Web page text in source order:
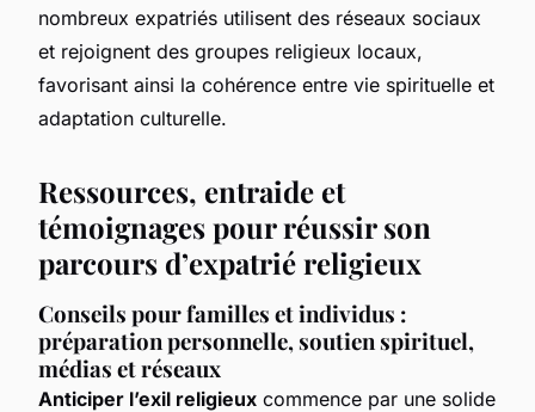
nombreux expatriés utilisent des réseaux sociaux
et rejoignent des groupes religieux locaux,
favorisant ainsi la cohérence entre vie spirituelle et
adaptation culturelle.
Ressources, entraide et
témoignages pour réussir son
parcours d’expatrié religieux
Conseils pour familles et individus :
préparation personnelle, soutien spirituel,
médias et réseaux
Anticiper l’exil religieux commence par une solide